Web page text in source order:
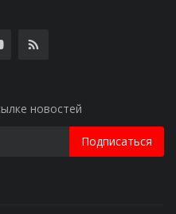
новостей
Подписаться